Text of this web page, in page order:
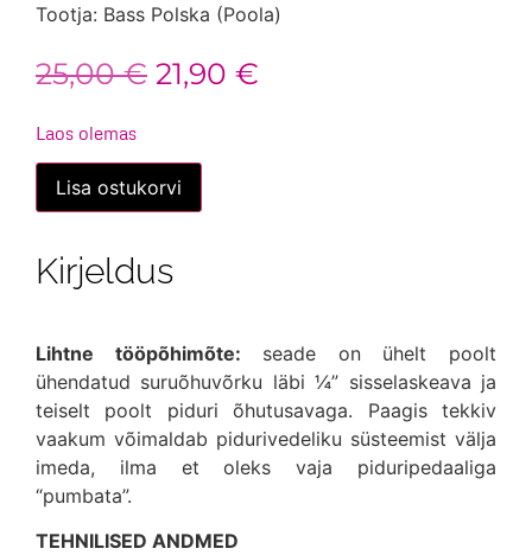
Tootja: Bass Polska (Poola)
25,00€ Algne
oli:
25,00 €.
21,90 €
Laos olemas
Piduri
siduri
(suruõhuga)
kogus
Lisa ostukorvi
Kirjeldus
Lihtne tööpõhimõte: seade on ühelt poolt
ühendatud suruõhuvõrku läbi ¼” sisselaskeava ja
teiselt poolt piduri õhutusavaga. Paagis tekkiv
vaakum võimaldab pidurivedeliku süsteemist välja
imeda, ilma et oleks vaja piduripedaaliga
“pumbata”.
TEHNILISED ANDMED